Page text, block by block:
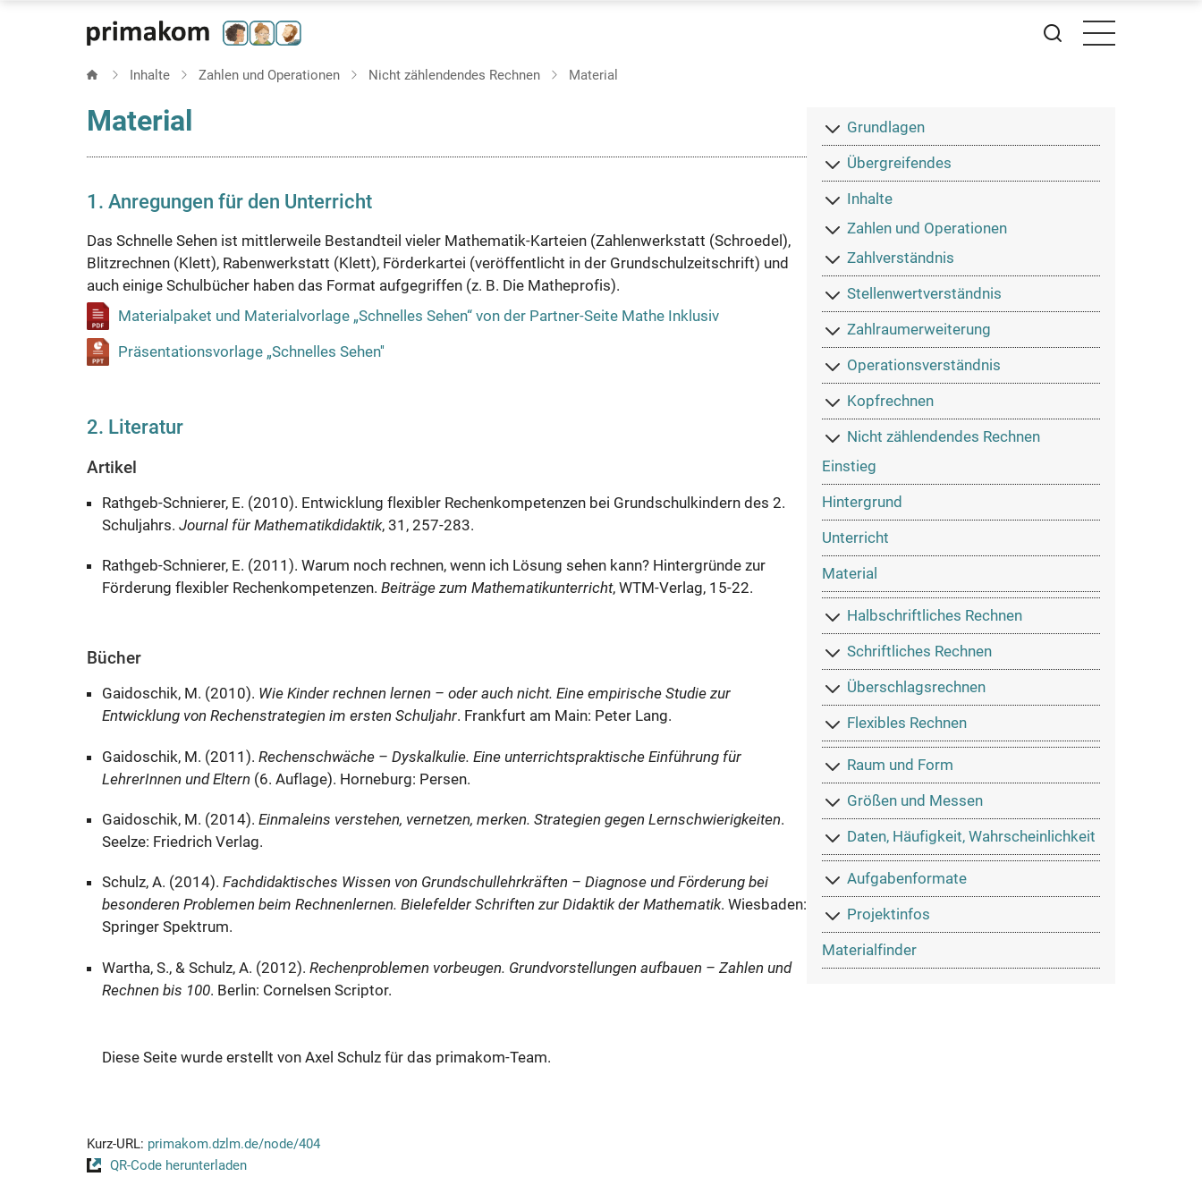
Inhalte Zahlen und Operationen Nicht zählendendes Rechnen Material
Material
1. Anregungen für den Unterricht
Das Schnelle Sehen ist mittlerweile Bestandteil vieler Mathematik-Karteien (Zahlenwerkstatt (Schroedel),
Blitzrechnen (Klett), Rabenwerkstatt (Klett), Förderkartei (veröffentlicht in der Grundschulzeitschrift) und
auch einige Schulbücher haben das Format aufgegriffen (z. B. Die Matheprofis).
Materialpaket und Materialvorlage „Schnelles Sehen“ von der Partner-Seite Mathe Inklusiv
Präsentationsvorlage „Schnelles Sehen''
2. Literatur
Artikel
Rathgeb-Schnierer, E. (2010). Entwicklung flexibler Rechenkompetenzen bei Grundschulkindern des 2.
Schuljahrs. Journal für Mathematikdidaktik, 31, 257-283.
Rathgeb-Schnierer, E. (2011). Warum noch rechnen, wenn ich Lösung sehen kann? Hintergründe zur
Förderung flexibler Rechenkompetenzen. Beiträge zum Mathematikunterricht, WTM-Verlag, 15-22.
Bücher
Gaidoschik, M. (2010). Wie Kinder rechnen lernen – oder auch nicht. Eine empirische Studie zur
Entwicklung von Rechenstrategien im ersten Schuljahr. Frankfurt am Main: Peter Lang.
Gaidoschik, M. (2011). Rechenschwäche – Dyskalkulie. Eine unterrichtspraktische Einführung für
LehrerInnen und Eltern (6. Auflage). Horneburg: Persen.
Gaidoschik, M. (2014). Einmaleins verstehen, vernetzen, merken. Strategien gegen Lernschwierigkeiten.
Seelze: Friedrich Verlag.
Schulz, A. (2014). Fachdidaktisches Wissen von Grundschullehrkräften – Diagnose und Förderung bei
besonderen Problemen beim Rechnenlernen. Bielefelder Schriften zur Didaktik der Mathematik. Wiesbaden:
Springer Spektrum.
Wartha, S., & Schulz, A. (2012). Rechenproblemen vorbeugen. Grundvorstellungen aufbauen – Zahlen und
Rechnen bis 100. Berlin: Cornelsen Scriptor.
Diese Seite wurde erstellt von Axel Schulz für das primakom-Team.
Kurz-URL: primakom.dzlm.de/node/404
QR-Code herunterladen
Primakom
Hauptmenü
Grundlagen
Übergreifendes
Inhalte
Zahlen und Operationen
Zahlverständnis
Stellenwertverständnis
Zahlraumerweiterung
Operationsverständnis
Kopfrechnen
Nicht zählendendes Rechnen
Einstieg
Hintergrund
Unterricht
Material
Halbschriftliches Rechnen
Schriftliches Rechnen
Überschlagsrechnen
Flexibles Rechnen
Raum und Form
Größen und Messen
Daten, Häufigkeit, Wahrscheinlichkeit
Aufgabenformate
Projektinfos
Materialfinder